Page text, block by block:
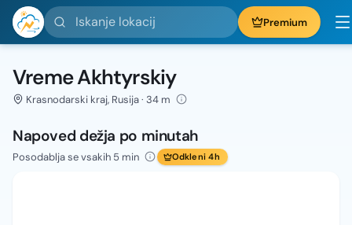
Iskanje lokacij Premium
Vreme Akhtyrskiy
Krasnodarski kraj, Rusija · 34 m
Napoved dežja po minutah
Posodablja se vsakih 5 min Odkleni 4h